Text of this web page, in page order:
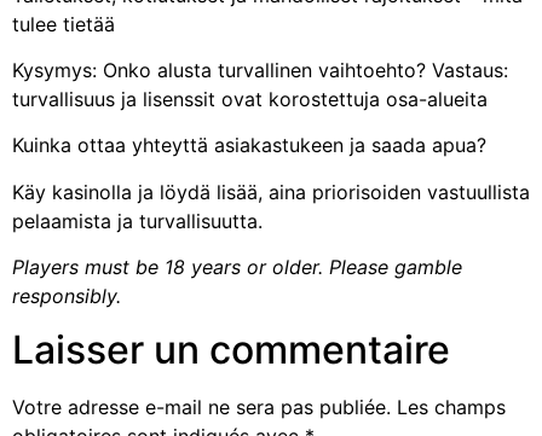
tulee tietää
Kysymys: Onko alusta turvallinen vaihtoehto? Vastaus:
turvallisuus ja lisenssit ovat korostettuja osa-alueita
Kuinka ottaa yhteyttä asiakastukeen ja saada apua?
Käy kasinolla ja löydä lisää, aina priorisoiden vastuullista
pelaamista ja turvallisuutta.
Players must be 18 years or older. Please gamble
responsibly.
Laisser un commentaire
Votre adresse e-mail ne sera pas publiée. Les champs